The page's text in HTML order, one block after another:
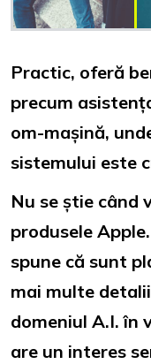
Practic, oferă
precum
om-mașină,
sistemului este
Nu se știe când
produsele
spune că sunt
mai multe
domeniul A.I. în
are un interes